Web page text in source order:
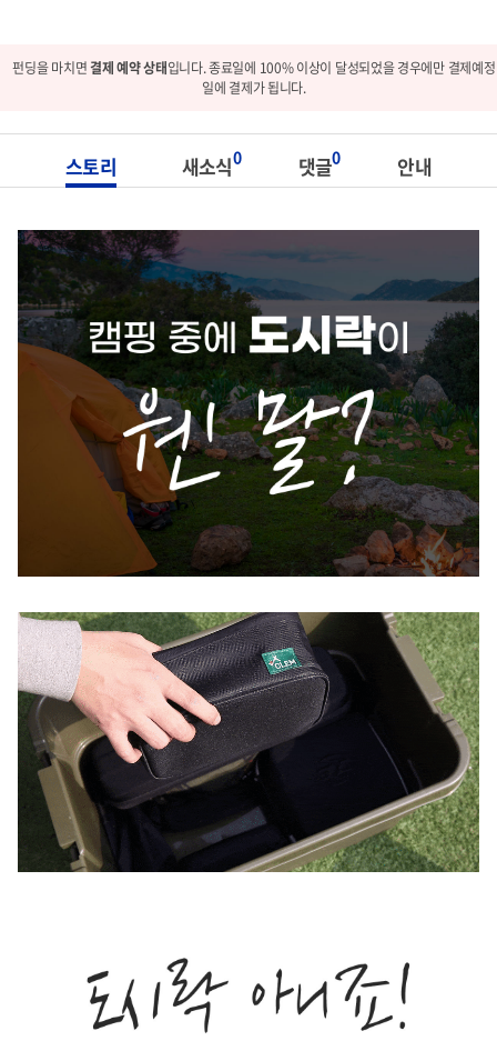
펀딩을 마치면결제 예약 상태입니다. 종료일에 100% 이상이 달성되었을 경우에만 결제예정
일에 결제가 됩니다.
스토리 새소식0 댓글0 안내